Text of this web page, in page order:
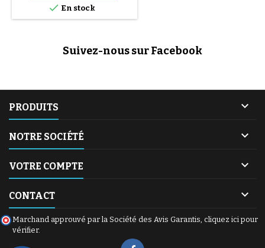
 En stock
Suivez-nous sur Facebook
PRODUITS 
NOTRE SOCIÉTÉ 
VOTRE COMPTE 
CONTACT 
Marchand approuvé par la Société des Avis Garantis, cliquez ici pour
vérifier.